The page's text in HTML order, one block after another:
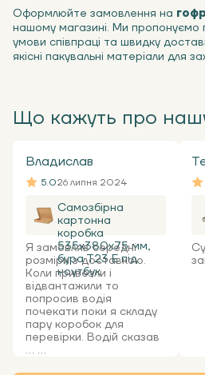
Оформлюйте замовлення на
нашому магазині. Ми пропонуємо
умови співпраці та швидку
якісні пакувальні матеріали для
Що кажуть про
Владислав
5.026 липня 2024
Самозбірна
картонна
коробка
535x380x75 мм,
бура Т23 Е під
ноутбук
Я замовляв середні
розміри з доставкою.
Коли привезли і
відвантажили то
попросив водія
почекати поки я складу
пару коробок для
перевірки. Водій сказав
... ...